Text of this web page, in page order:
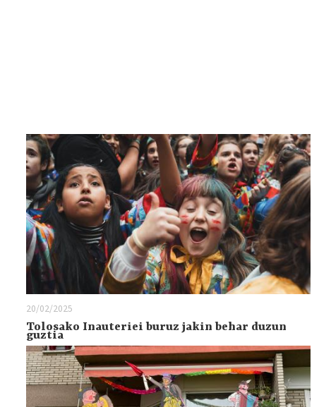
20/02/2025
Tolosako Inauteriei buruz jakin behar duzun
guztia